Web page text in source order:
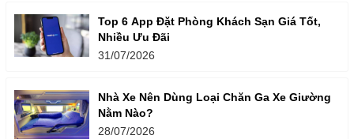
Top 6 App Đặt Phòng Khách Sạn Giá Tốt,
Nhiều Ưu Đãi
31/07/2026
Nhà Xe Nên Dùng Loại Chăn Ga Xe Giường
Nằm Nào?
28/07/2026